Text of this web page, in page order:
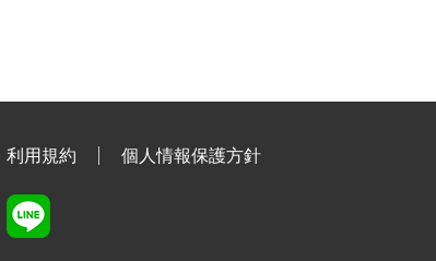
利用規約 個人情報保護方針